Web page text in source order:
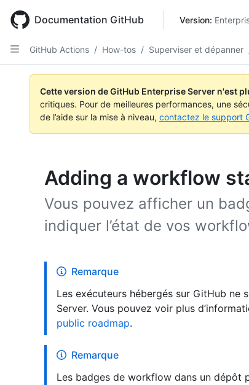
main
content
Documentation GitHub Version:
GitHub Actions / How-tos / Superviser et dépanner
Cette version de GitHub Enterprise Server n'est
critiques. Pour de meilleures performances, une
de l’aide sur la mise à niveau, contactez le support
Adding a workflow
Vous pouvez afficher un
indiquer l’état de vos
Remarque
Les exécuteurs hébergés sur GitHub ne
Server. Vous pouvez voir plus
public roadmap.
Remarque
Les badges de workflow dans un dépôt